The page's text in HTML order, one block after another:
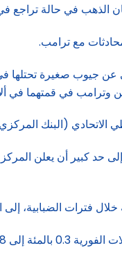
في حالة تراجع في
مع ترامب.
صغيرة تحتلها
وترامب في قمتهما في
الاتحادي (البنك
إلى حد كبير أن يعلن
فترات الضبابية، إلى